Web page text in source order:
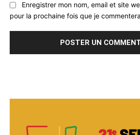
Enregistrer mon nom, email et site
pour la prochaine fois que je